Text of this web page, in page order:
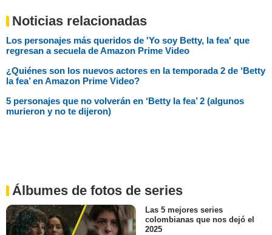
Noticias relacionadas
Los personajes más queridos de 'Yo soy Betty, la fea' que
regresan a secuela de Amazon Prime Video
¿Quiénes son los nuevos actores en la temporada 2 de ‘Betty
la fea’ en Amazon Prime Video?
5 personajes que no volverán en ‘Betty la fea’ 2 (algunos
murieron y no te dijeron)
Álbumes de fotos de series
Las 5 mejores series
colombianas que nos dejó el
2025